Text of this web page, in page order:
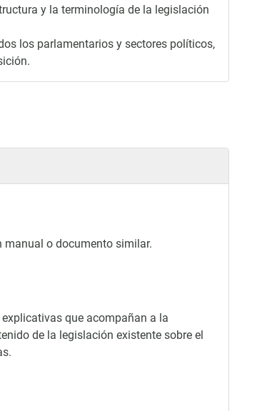
y la terminología de la legislación
los parlamentarios y sectores políticos,
manual o documento similar.
que acompañan a la
de la legislación existente sobre el